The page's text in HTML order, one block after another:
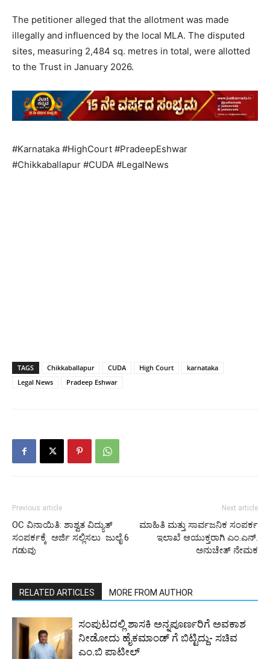
The petitioner alleged that the allotment was made
illegally and influenced by the local MLA. The disputed
sites, measuring 2,484 sq. metres in total, were allotted
to the Trust in January 2026.
#Karnataka #HighCourt #PradeepEshwar
#Chikkaballapur #CUDA #LegalNews
TAGS Chikkaballapur CUDA High Court
karnataka
Legal News
Pradeep Eshwar
Previous article
OC ವಿನಾಯಿತಿ: ಶಾಶ್ವತ ವಿದ್ಯುತ್‌
ಸಂಪರ್ಕಕ್ಕೆ ಅರ್ಜಿ ಸಲ್ಲಿಸಲು ಜುಲೈ 6
ಗಡುವು
Next article
ಮಾಹಿತಿ ಮತ್ತು ಸಾರ್ವಜನಿಕ ಸಂಪರ್ಕ
ಇಲಾಖೆ ಆಯುಕ್ತರಾಗಿ ಎಂ.ಎನ್.
ಅನುಚೇತ್ ನೇಮಕ
RELATED ARTICLES MORE FROM AUTHOR
ಸಂಪುಟದಲ್ಲಿ ಶಾಸಕಿ ಅನ್ನಪೂರ್ಣರಿಗೆ ಅವಕಾಶ
ನೀಡೋದು ಹೈಕಮಾಂಡ್ ಗೆ ಬಿಟ್ಟಿದ್ದು- ಸಚಿವ
ಎಂ.ಬಿ ಪಾಟೀಲ್